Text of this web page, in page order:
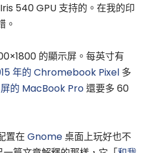
540 GPU 支持的。在我的印
。
的顯示屏。每英寸有
年的 Chromebook Pixel 多
的 MacBook Pro還要多 60
置在 Gnome桌面上玩好也不